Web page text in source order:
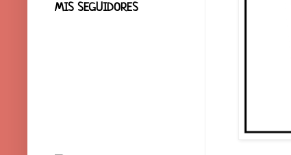
MIS SEGUIDORES